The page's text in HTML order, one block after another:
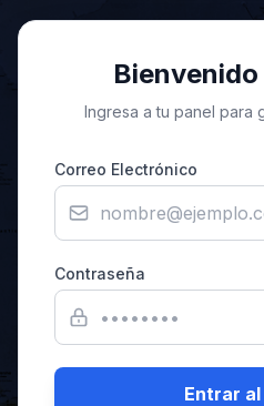
Ingresa a tu panel para
Correo Electrónico
Contraseña
Entrar al